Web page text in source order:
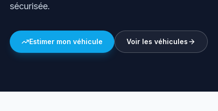
sécurisée.
Estimer mon véhicule Voir les véhicules